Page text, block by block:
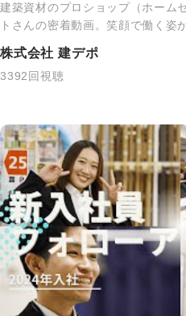
建築資材のプロショップ（ホーム
トさんの密着動画。笑顔で働く姿
株式会社 建デポ
3392回視聴